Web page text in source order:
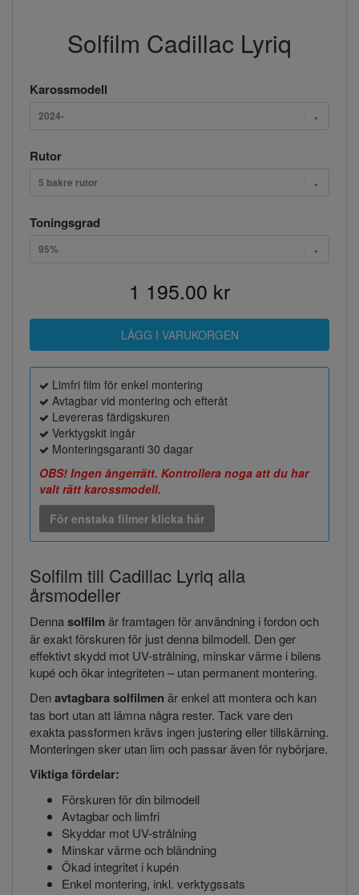
Solfilm Cadillac Lyriq
Karossmodell
2024-
Rutor
5 bakre rutor
Toningsgrad
95%
1 195.00 kr
Limfri film för enkel montering
Avtagbar vid montering och efteråt
Levereras färdigskuren
Verktygskit ingår
Monteringsgaranti 30 dagar
OBS! Ingen ångerrätt. Kontrollera noga att du har
valt rätt karossmodell.
För enstaka filmer klicka här
Solfilm till Cadillac Lyriq alla
årsmodeller
Dennasolfilmär framtagen för användning i fordon och
är exakt förskuren för just denna bilmodell. Den ger
effektivt skydd mot UV-strålning, minskar värme i bilens
kupé och ökar integriteten – utan permanent montering.
Denavtagbara solfilmen är enkel att montera och kan
tas bort utan att lämna några rester. Tack vare den
exakta passformen krävs ingen justering eller tillskärning.
Monteringen sker utan lim och passar även för nybörjare.
Viktiga fördelar:
Förskuren för din bilmodell
Avtagbar och limfri
Skyddar mot UV-strålning
Minskar värme och bländning
Ökad integritet i kupén
Enkel montering, inkl. verktygssats